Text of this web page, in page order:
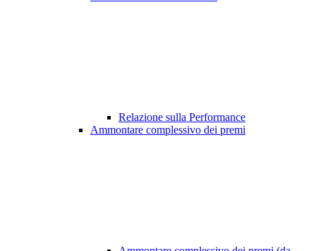
Relazione sulla Performance
Ammontare complessivo dei premi